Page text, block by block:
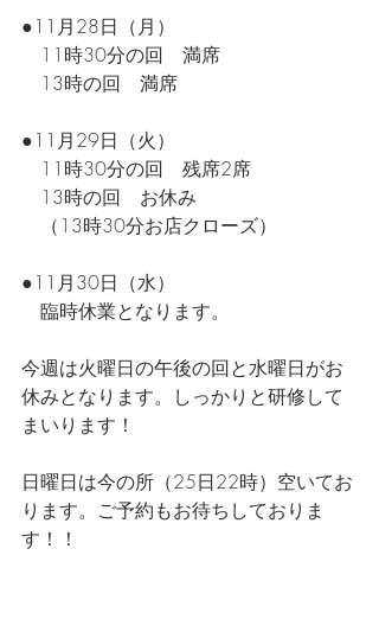
●11月28日（月）
11時30分の回　満席
13時の回　満席
●11月29日（火）
11時30分の回　残席2席
13時の回　お休み
（13時30分お店クローズ）
●11月30日（水）
臨時休業となります。
今週は火曜日の午後の回と水曜日がお
休みとなります。しっかりと研修して
まいります！
日曜日は今の所（25日22時）空いてお
ります。ご予約もお待ちしておりま
す！！